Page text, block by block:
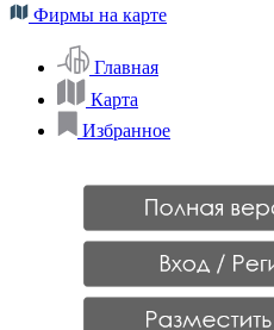
Фирмы на карте
Главная
Карта
Избранное